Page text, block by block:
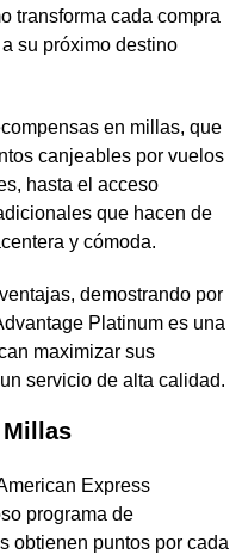
transforma cada compra
su próximo destino
en millas, que
canjeables por vuelos
hasta el acceso
que hacen de
y cómoda.
demostrando por
Platinum es una
maximizar sus
servicio de alta calidad.
Millas
Express
programa de
obtienen puntos por cada